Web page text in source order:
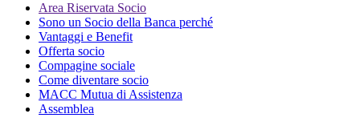
Area Riservata Socio
Sono un Socio della Banca perché
Vantaggi e Benefit
Offerta socio
Compagine sociale
Come diventare socio
MACC Mutua di Assistenza
Assemblea